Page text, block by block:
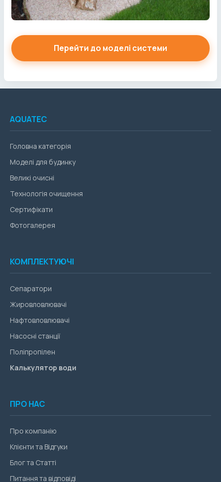
Перейти до моделі системи
AQUATEC
Головна категорія
Моделі для будинку
Великі очисні
Технологія очищення
Сертифікати
Фотогалерея
КОМПЛЕКТУЮЧІ
Сепаратори
Жировловлювачі
Нафтовловлювачі
Насосні станції
Поліпропілен
Калькулятор води
ПРО НАС
Про компанію
Клієнти та Відгуки
Блог та Статті
Питання та відповіді